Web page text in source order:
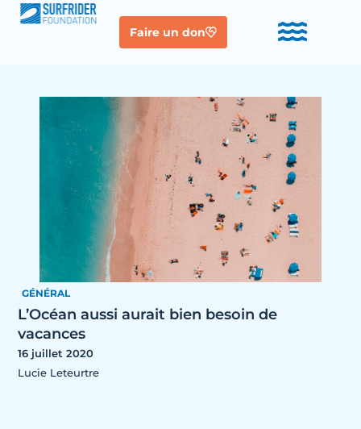
Faire un don
GÉNÉRAL
L’Océan aussi aurait bien besoin de
vacances
16 juillet 2020
Lucie Leteurtre